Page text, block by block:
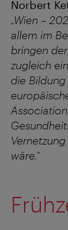
Norbert
„Wien –
allem im
bringen
zugleich
die
wäre.“